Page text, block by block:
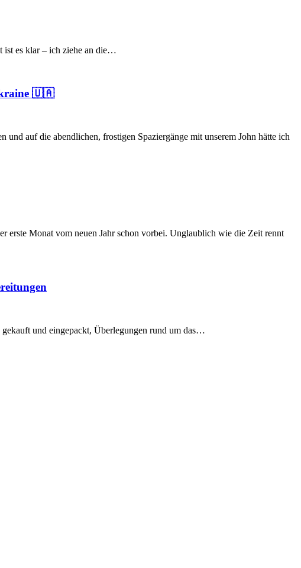
ist es klar – ich ziehe an die…
🇺🇦
auf die abendlichen, frostigen Spaziergänge mit unserem John hätte ich
erste Monat vom neuen Jahr schon vorbei. Unglaublich wie die Zeit rennt
gekauft und eingepackt, Überlegungen rund um das…